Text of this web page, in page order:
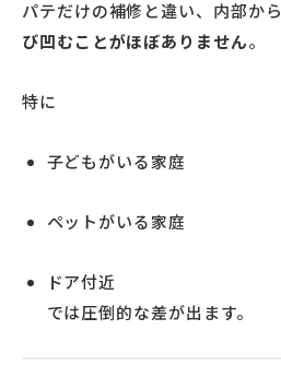
パテだけの補修と違い、内部か
び凹むことがほぼありません。
特に
子どもがいる家庭
ペットがいる家庭
ドア付近
では圧倒的な差が出ます。